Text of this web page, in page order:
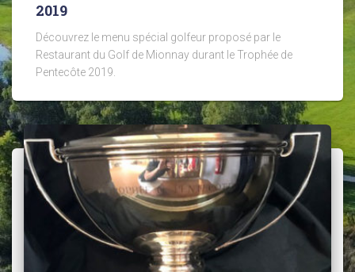
2019
Découvrez le menu spécial golfeur proposé par le
Restaurant du Golf de Mionnay durant le Trophée de
Pentecôte 2019.